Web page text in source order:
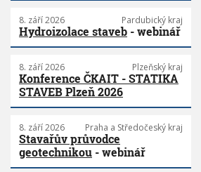
8. září 2026 Pardubický kraj
Hydroizolace staveb - webinář
8. září 2026 Plzeňský kraj
Konference ČKAIT - STATIKA
STAVEB Plzeň 2026
8. září 2026 Praha a Středočeský kraj
Stavařův průvodce
geotechnikou - webinář